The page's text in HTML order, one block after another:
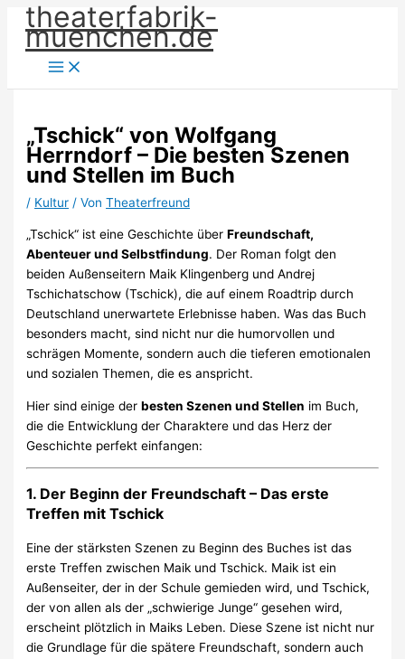
Zum
Inhalt
springen
theaterfabrik-
muenchen.de
„Tschick“ von Wolfgang
Herrndorf – Die besten Szenen
und Stellen im Buch
/ Kultur / VonTheaterfreund
„Tschick“ ist eine Geschichte überFreundschaft,
Abenteuer und Selbstfindung. Der Roman folgt den
beiden Außenseitern Maik Klingenberg und Andrej
Tschichatschow (Tschick), die auf einem Roadtrip durch
Deutschland unerwartete Erlebnisse haben. Was das Buch
besonders macht, sind nicht nur die humorvollen und
schrägen Momente, sondern auch die tieferen emotionalen
und sozialen Themen, die es anspricht.
Hier sind einige derbesten Szenen und Stellen im Buch,
die die Entwicklung der Charaktere und das Herz der
Geschichte perfekt einfangen:
1. Der Beginn der Freundschaft – Das erste
Treffen mit Tschick
Eine der stärksten Szenen zu Beginn des Buches ist das
erste Treffen zwischen Maik und Tschick. Maik ist ein
Außenseiter, der in der Schule gemieden wird, und Tschick,
der von allen als der „schwierige Junge“ gesehen wird,
erscheint plötzlich in Maiks Leben. Diese Szene ist nicht nur
die Grundlage für die spätere Freundschaft, sondern auch